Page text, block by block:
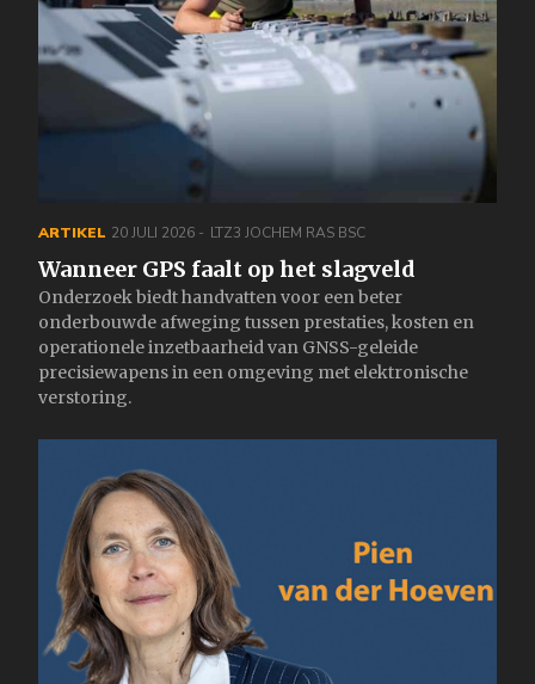
ARTIKEL 20 JULI 2026 LTZ3 JOCHEM RAS BSC
Wanneer GPS faalt op het slagveld
Onderzoek biedt handvatten voor een beter
onderbouwde afweging tussen prestaties, kosten en
operationele inzetbaarheid van GNSS-geleide
precisiewapens in een omgeving met elektronische
verstoring.